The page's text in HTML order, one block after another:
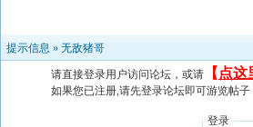
提示信息 » 无敌猪哥
请直接登录用户访问论坛，或请 【 点这
如果您已注册,请先登录论坛即可游览帖子
登录